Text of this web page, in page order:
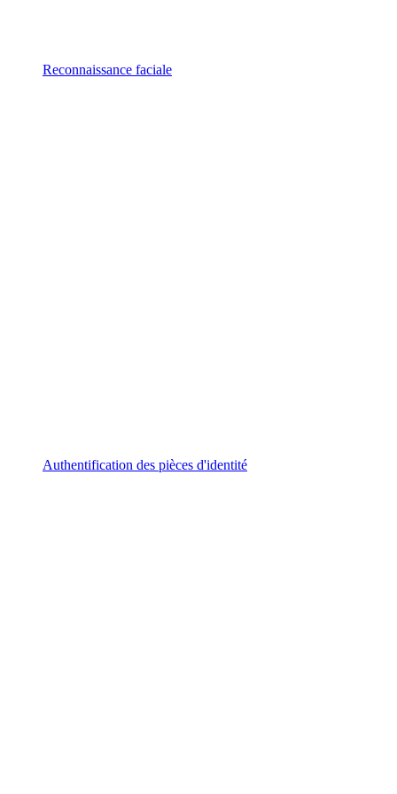
Reconnaissance faciale
Authentification des pièces d'identité